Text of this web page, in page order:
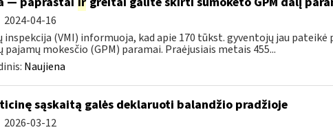
2024-04-16
(VMI) informuoja, kad apie 170 tūkst. gyventojų jau pateikė
mokesčio (GPM) paramai. Praėjusiais metais 455...
Naujiena
sąskaitą galės deklaruoti balandžio pradžioje
2026-03-12